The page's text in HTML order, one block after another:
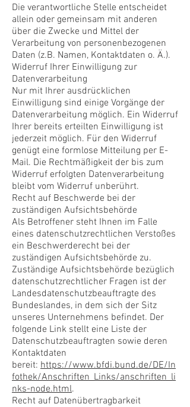
Die verantwortliche Stelle entscheidet
allein oder gemeinsam mit anderen
über die Zwecke und Mittel der
Verarbeitung von personenbezogenen
Daten (z.B. Namen, Kontaktdaten o. Ä.).
Widerruf Ihrer Einwilligung zur
Datenverarbeitung
Nur mit Ihrer ausdrücklichen
Einwilligung sind einige Vorgänge der
Datenverarbeitung möglich. Ein Widerruf
Ihrer bereits erteilten Einwilligung ist
jederzeit möglich. Für den Widerruf
genügt eine formlose Mitteilung per E-
Mail. Die Rechtmäßigkeit der bis zum
Widerruf erfolgten Datenverarbeitung
bleibt vom Widerruf unberührt.
Recht auf Beschwerde bei der
zuständigen Aufsichtsbehörde
Als Betroffener steht Ihnen im Falle
eines datenschutzrechtlichen Verstoßes
ein Beschwerderecht bei der
zuständigen Aufsichtsbehörde zu.
Zuständige Aufsichtsbehörde bezüglich
datenschutzrechtlicher Fragen ist der
Landesdatenschutzbeauftragte des
Bundeslandes, in dem sich der Sitz
unseres Unternehmens befindet. Der
folgende Link stellt eine Liste der
Datenschutzbeauftragten sowie deren
Kontaktdaten
bereit: https://www.bfdi.bund.de/DE/In
fothek/Anschriften_Links/anschriften_li
nks-node.html.
Recht auf Datenübertragbarkeit